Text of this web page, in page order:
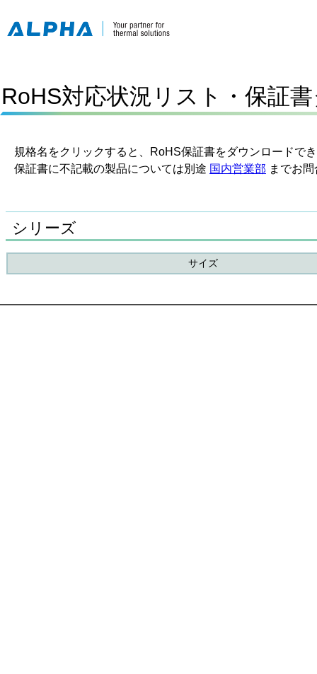
RoHS対応状況リスト・保証
規格名をクリックすると、RoHS保証書をダウンロードで
保証書に不記載の製品については別途 国内営業部 までお
シリーズ
サイズ